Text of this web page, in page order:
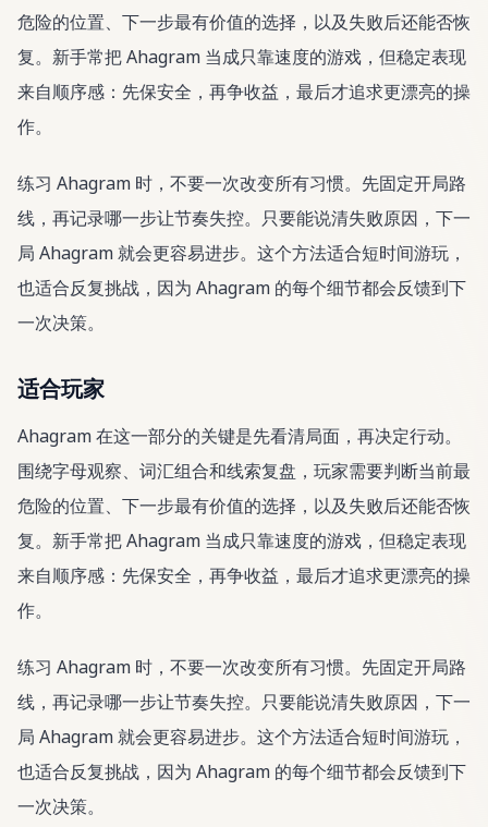
危险的位置、下一步最有价值的选择，以及失败后还能否恢
复。新手常把 Ahagram 当成只靠速度的游戏，但稳定表现
来自顺序感：先保安全，再争收益，最后才追求更漂亮的操
作。
练习 Ahagram 时，不要一次改变所有习惯。先固定开局路
线，再记录哪一步让节奏失控。只要能说清失败原因，下一
局 Ahagram 就会更容易进步。这个方法适合短时间游玩，
也适合反复挑战，因为 Ahagram 的每个细节都会反馈到下
一次决策。
适合玩家
Ahagram 在这一部分的关键是先看清局面，再决定行动。
围绕字母观察、词汇组合和线索复盘，玩家需要判断当前最
危险的位置、下一步最有价值的选择，以及失败后还能否恢
复。新手常把 Ahagram 当成只靠速度的游戏，但稳定表现
来自顺序感：先保安全，再争收益，最后才追求更漂亮的操
作。
练习 Ahagram 时，不要一次改变所有习惯。先固定开局路
线，再记录哪一步让节奏失控。只要能说清失败原因，下一
局 Ahagram 就会更容易进步。这个方法适合短时间游玩，
也适合反复挑战，因为 Ahagram 的每个细节都会反馈到下
一次决策。